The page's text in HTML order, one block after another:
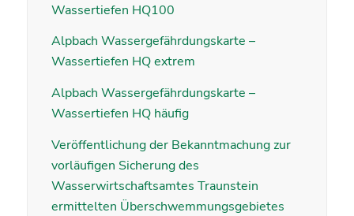
Wassertiefen HQ100
Alpbach Wassergefährdungskarte –
Wassertiefen HQ extrem
Alpbach Wassergefährdungskarte –
Wassertiefen HQ häufig
Veröffentlichung der Bekanntmachung zur
vorläufigen Sicherung des
Wasserwirtschaftsamtes Traunstein
ermittelten Überschwemmungsgebietes